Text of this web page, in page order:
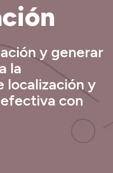
y generar
la
localización y
con